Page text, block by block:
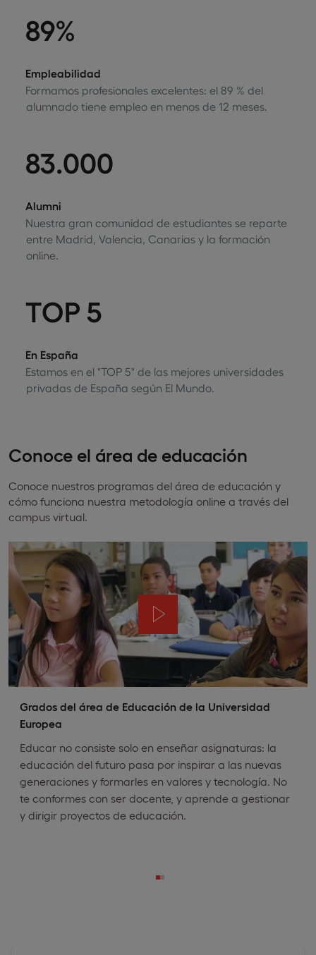
89%
Empleabilidad
Formamos profesionales excelentes: el 89 % del
alumnado tiene empleo en menos de 12 meses.
83.000
Alumni
Nuestra gran comunidad de estudiantes se reparte
entre Madrid, Valencia, Canarias y la formación
online.
TOP 5
En España
Estamos en el "TOP 5" de las mejores universidades
privadas de España según El Mundo.
Conoce el área de educación
Conoce nuestros programas del área de educación y
cómo funciona nuestra metodología online a través del
campus virtual.
Grados del área de Educación de la Universidad
Europea
Educar no consiste solo en enseñar asignaturas: la
educación del futuro pasa por inspirar a las nuevas
generaciones y formarles en valores y tecnología. No
te conformes con ser docente, y aprende a gestionar
y dirigir proyectos de educación.